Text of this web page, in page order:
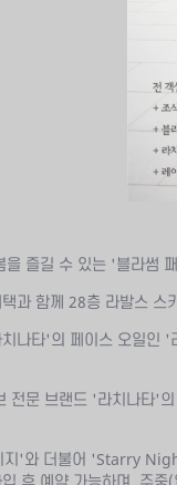
을 즐길 수 있는 '블라썸
과 함께 28층 라발스 스
나타'의 페이스 오일인
전문 브랜드 '라치나타
'와 더불어 'Starry